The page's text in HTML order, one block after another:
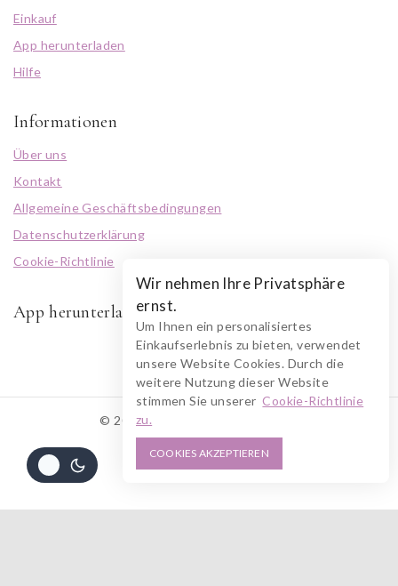
Einkauf
App herunterladen
Hilfe
Informationen
Über uns
Kontakt
Allgemeine Geschäftsbedingungen
Datenschutzerklärung
Cookie-Richtlinie
App herunterladen
© 2026 RUSZOLOTO Akzenz
Wir nehmen Ihre Privatsphäre
ernst.
Um Ihnen ein personalisiertes
Einkaufserlebnis zu bieten, verwendet
unsere Website Cookies. Durch die
weitere Nutzung dieser Website
stimmen Sie unsererCookie-Richtlinie
zu.
COOKIES AKZEPTIEREN